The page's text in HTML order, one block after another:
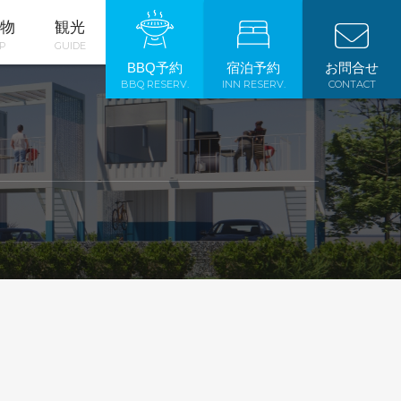
観光
GUIDE
BBQ予約
BBQ RESERV.
宿泊予約
INN RESERV.
お問合せ
CONTACT